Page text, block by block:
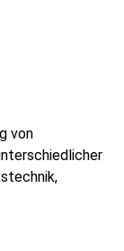
von